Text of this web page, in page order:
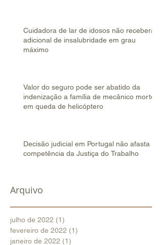
Cuidadora de lar de idosos não receberá
adicional de insalubridade em grau
máximo
Valor do seguro pode ser abatido da
indenização a família de mecânico morto
em queda de helicóptero
Decisão judicial em Portugal não afasta
competência da Justiça do Trabalho
Arquivo
julho de 2022 (1)
fevereiro de 2022 (1)
janeiro de 2022 (1)